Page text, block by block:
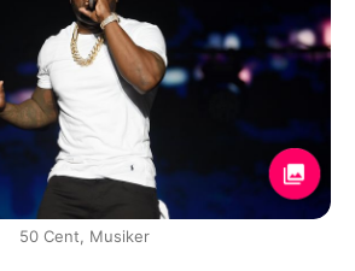
50 Cent, Musiker